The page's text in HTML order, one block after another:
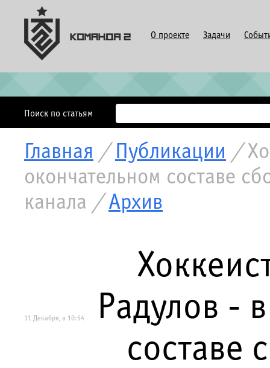
О проекте Задачи
Поиск по статьям
Главная / Публикации /
окончательном составе
канала / Архив
11 Декабря, в 10:54
Радулов -
составе